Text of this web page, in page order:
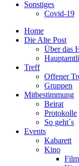
Sonstiges
Covid-19
Home
Die Alte Post
Über das
Treff
Offener
Gruppen
Mitbestimmung
Beirat
Protokolle
So geht´s
Events
Kabarett
Kino